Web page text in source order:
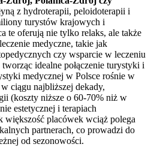
z hydroterapii, peloidoterapii i
turystów krajowych i
te oferują nie tylko relaks, ale także
medyczne, takie jak
czy wsparcie w leczeniu
idealne połączenie turystyki i
medycznej w Polsce rośnie w
ciągu najbliższej dekady,
(koszty niższe o 60-70% niż w
estetycznej i terapiach
większość placówek wciąż polega
partnerach, co prowadzi do
od sezonowości.